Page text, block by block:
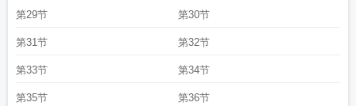
第29节 第30节
第31节 第32节
第33节 第34节
第35节 第36节